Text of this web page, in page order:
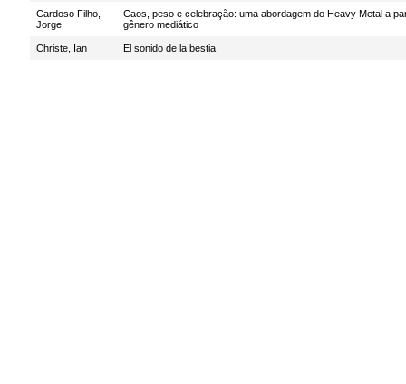
Cardoso Filho,
Jorge
Caos, peso e celebração: uma abordagem do Heavy Metal a
gênero mediático
Christe, Ian El sonido de la bestia